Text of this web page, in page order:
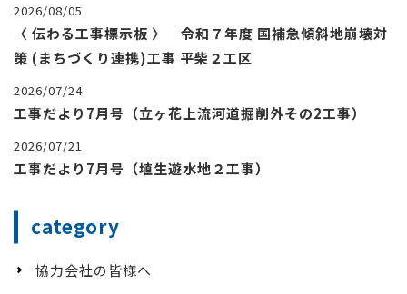
2026/08/05
〈 伝わる工事標示板 〉 令和７年度 国補急傾斜地崩壊対
策 (まちづくり連携)工事 平柴２工区
2026/07/24
工事だより7月号（立ヶ花上流河道掘削外その2工事）
2026/07/21
工事だより7月号（埴生遊水地２工事）
category
協力会社の皆様へ